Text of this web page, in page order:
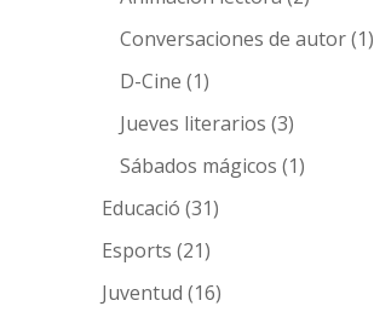
Conversaciones de autor(1)
D-Cine (1)
Jueves literarios (3)
Sábados mágicos (1)
Educació (31)
Esports (21)
Juventud (16)